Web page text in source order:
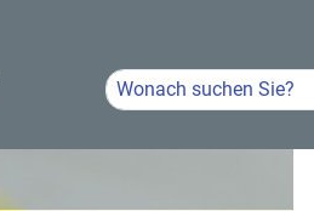
Volltextsuche
Hier Suchbegriff eingeben